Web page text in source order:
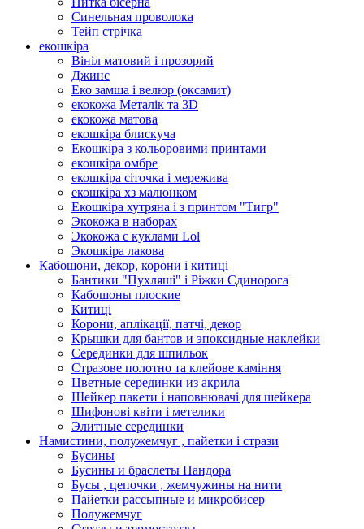
Синельная проволока
Тейп стрічка
екошкіра
Вініл матовий і прозорий
Джинс
Еко замша і велюр (оксамит)
екокожа Металік та 3D
екокожа матова
екошкіра блискуча
Екошкіра з кольоровими принтами
екошкіра омбре
екошкіра сіточка і мережива
екошкіра хз малюнком
Екошкіра хутряна і з принтом "Тигр"
Экокожа в наборах
Экокожа с куклами Lol
Экошкiра лакова
Кабошони, декор, корони і китиці
Бантики "Пухляші" і Ріжки Єдинорога
Кабошоны плоские
Китиці
Корони, аплікації, патчі, декор
Крышки для бантов и эпоксидные наклейки
Серединки для шпильок
Стразове полотно та клейове каміння
Цветные серединки из акрила
Шейкер пакети і наповнювачі для шейкера
Шифонові квіти і метелики
Элитные серединки
Намистини, полужемчуг , пайетки і стрази
Бусины
Бусины и браслеты Пандора
Бусы , цепочки , жемчужины на нити
Пайетки рассыпные и микробисер
Полужемчуг